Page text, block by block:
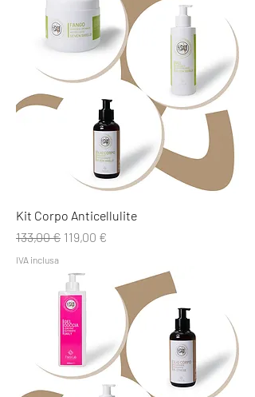
Kit Corpo Anticellulite
Prezzo regolare
133,00 € Prezzo scontato
119,00 €
IVA inclusa